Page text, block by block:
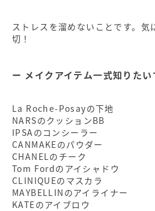
ストレスを溜めないことです。気
切！
メイクアイテム一式知りたい
La Roche-Posayの下地
NARSのクッションBB
IPSAのコンシーラー
CANMAKEのパウダー
CHANELのチーク
Tom Fordのアイシャドウ
CLINIQUEのマスカラ
MAYBELLINのアイライナー
KATEのアイブロウ